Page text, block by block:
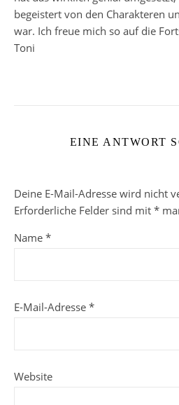
begeistert von den Charakteren
war. Ich freue mich so auf die
Toni
EINE ANTWORT
Deine E-Mail-Adresse wird nicht
Erforderliche Felder sind mit *
Name *
E-Mail-Adresse *
Website